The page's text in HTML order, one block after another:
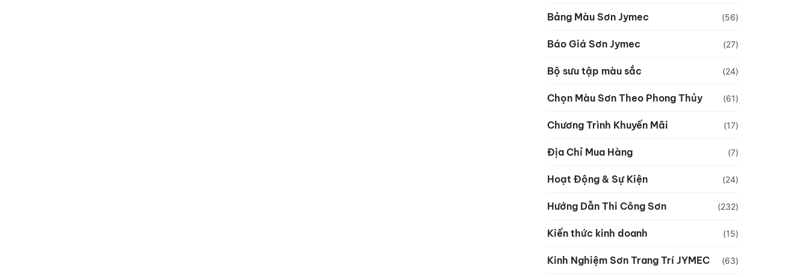
Bảng Màu Sơn Jymec (56)
Báo Giá Sơn Jymec (27)
Bộ sưu tập màu sắc (24)
Chọn Màu Sơn Theo Phong Thủy (61)
Chương Trình Khuyến Mãi (17)
Địa Chỉ Mua Hàng (7)
Hoạt Động & Sự Kiện (24)
Hướng Dẫn Thi Công Sơn (232)
Kiến thức kinh doanh (15)
Kinh Nghiệm Sơn Trang Trí JYMEC (63)